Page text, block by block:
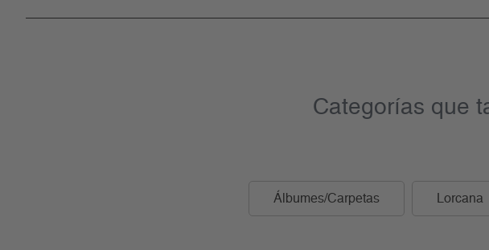
Categorías que
Álbumes/Carpetas Lorcana